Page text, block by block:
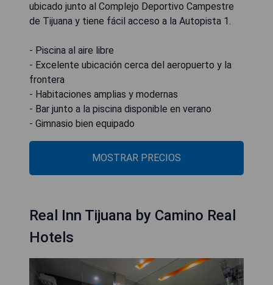
ubicado junto al Complejo Deportivo Campestre
de Tijuana y tiene fácil acceso a la Autopista 1.
- Piscina al aire libre
- Excelente ubicación cerca del aeropuerto y la
frontera
- Habitaciones amplias y modernas
- Bar junto a la piscina disponible en verano
- Gimnasio bien equipado
MOSTRAR PRECIOS
Real Inn Tijuana by Camino Real
Hotels